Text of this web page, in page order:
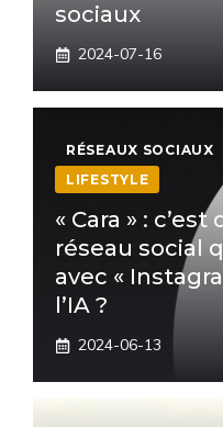
sociaux
2024-07-16
RÉSEAUX SOCIAUX
LIFESTYLE
« Cara » :
réseau social
avec «
l’IA ?
2024-06-13